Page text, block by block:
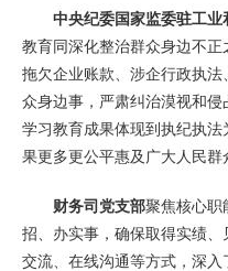
中央纪委国家监委驻工
教育同深化整治群众身边不
拖欠企业账款、涉企行政执
众身边事，严肃纠治漠视和
学习教育成果体现到执纪执
果更多更公平惠及广大人民群
财务司党支部聚焦核心职
招、办实事，确保取得实绩
交流、在线沟通等方式，深